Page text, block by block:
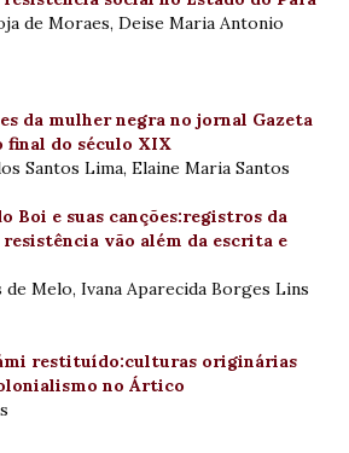
de Moraes, Deise Maria Antonio
da mulher negra no jornal Gazeta
final do século XIX
Santos Lima, Elaine Maria Santos
Boi e suas canções:registros da
vão além da escrita e
de Melo, Ivana Aparecida Borges Lins
restituído:culturas originárias
no Ártico